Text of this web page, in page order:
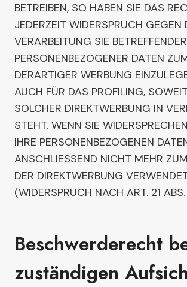
BETREIBEN, SO HABEN SIE DAS
JEDERZEIT WIDERSPRUCH GEGEN
VERARBEITUNG SIE BETREFFENDER
PERSONENBEZOGENER DATEN
DERARTIGER WERBUNG
AUCH FÜR DAS PROFILING,
SOLCHER DIREKTWERBUNG IN
STEHT. WENN SIE
IHRE PERSONENBEZOGENEN
ANSCHLIESSEND NICHT MEHR
DER DIREKTWERBUNG
(WIDERSPRUCH NACH ART. 21
Beschwerde­recht
zuständigen